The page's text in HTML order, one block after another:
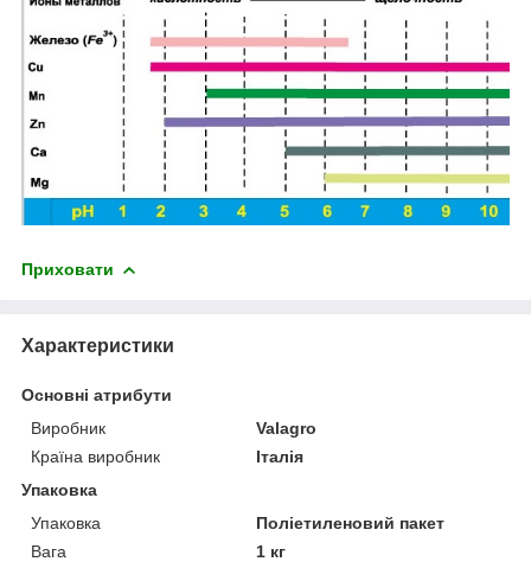
Приховати
Характеристики
Основні атрибути
Виробник
Valagro
Країна виробник
Італія
Упаковка
Упаковка
Поліетиленовий пакет
Вага
1 кг